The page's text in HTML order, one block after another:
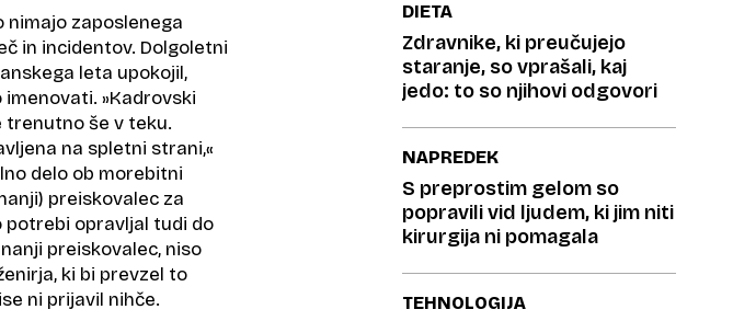
zaposlenega
in incidentov. Dolgoletni
leta upokojil,
»Kadrovski
trenutno še v teku.
na spletni strani,«
delo ob morebitni
preiskovalec za
potrebi opravljal tudi do
preiskovalec, niso
ki bi prevzel to
ni prijavil nihče.
DIETA
Zdravnike, ki preučujejo
staranje, so vprašali, kaj
jedo: to so njihovi odgovori
NAPREDEK
S preprostim gelom so
popravili vid ljudem, ki jim niti
kirurgija ni pomagala
TEHNOLOGIJA